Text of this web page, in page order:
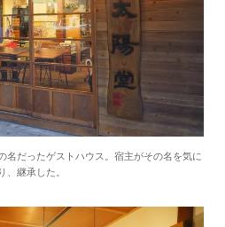
名だったゲストハウス。宿主がその名を気に
、継承した。